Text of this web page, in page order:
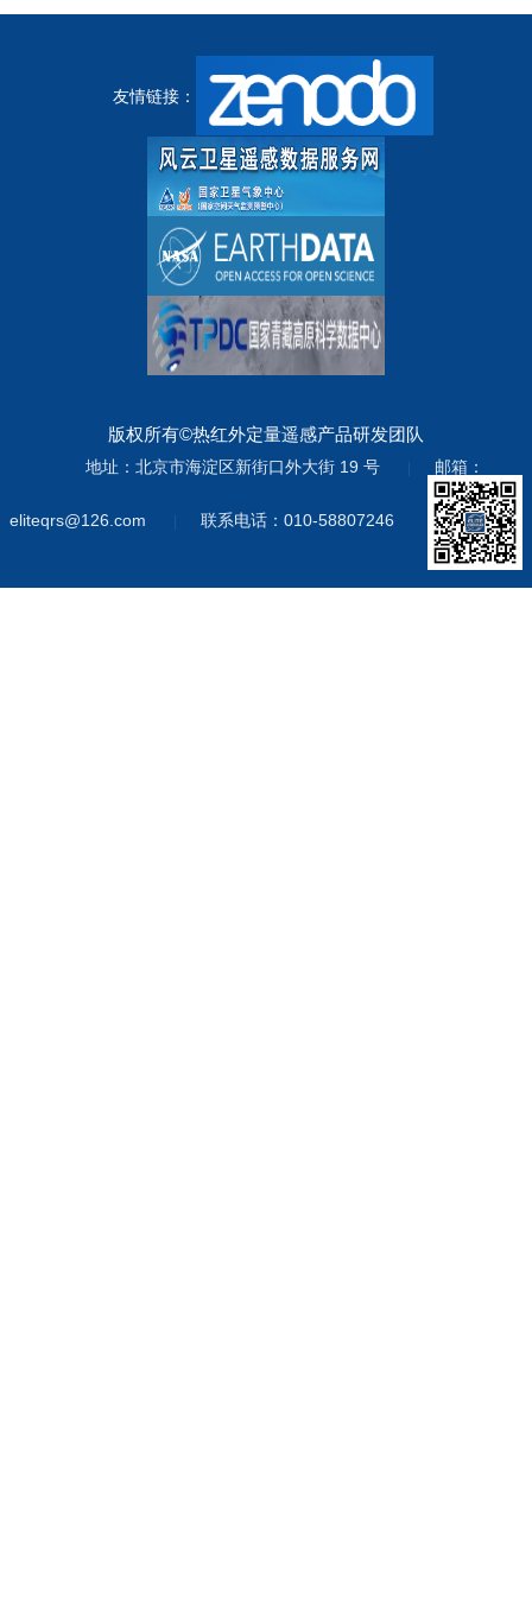
友情链接：
版权所有©热红外定量遥感产品研发团队
地址：北京市海淀区新街口外大街 19 号 邮箱：
eliteqrs@126.com 联系电话：010-58807246